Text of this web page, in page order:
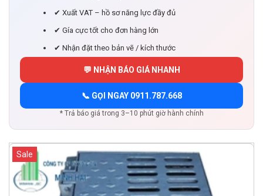
✔ Xuất VAT – hồ sơ năng lực đầy đủ
✔ Gía cực tốt cho đơn hàng lớn
✔ Nhận đặt theo bản vẽ / kích thước
💬 NHẬN BÁO GIÁ NHANH
📞 GỌI NGAY 0911.787.668
* Trả báo giá trong 3–10 phút giờ hành chính
Sale